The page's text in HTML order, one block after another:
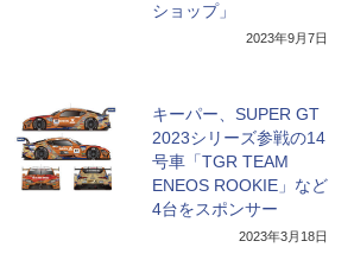
ショップ」
2023年9月7日
キーパー、SUPER GT
2023シリーズ参戦の14
号車「TGR TEAM
ENEOS ROOKIE」など
4台をスポンサー
2023年3月18日